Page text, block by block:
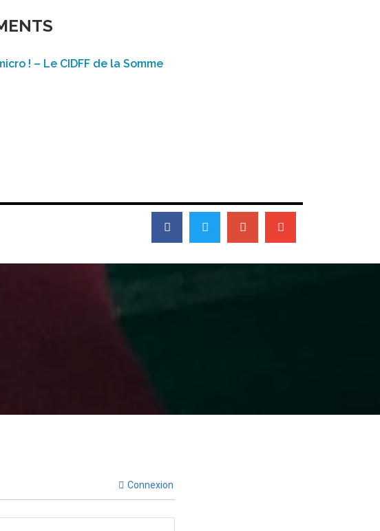
! – Le CIDFF de la Somme
Connexion